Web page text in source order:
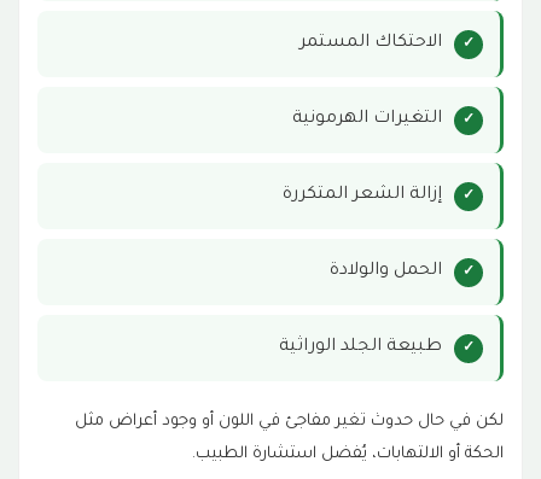
الاحتكاك المستمر
التغيرات الهرمونية
إزالة الشعر المتكررة
الحمل والولادة
طبيعة الجلد الوراثية
لكن في حال حدوث تغير مفاجئ في اللون أو وجود أعراض مثل
الحكة أو الالتهابات، يُفضل استشارة الطبيب.